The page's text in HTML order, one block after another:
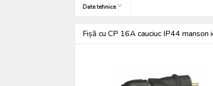
Date tehnice
Fișă cu CP 16A cauciuc IP44